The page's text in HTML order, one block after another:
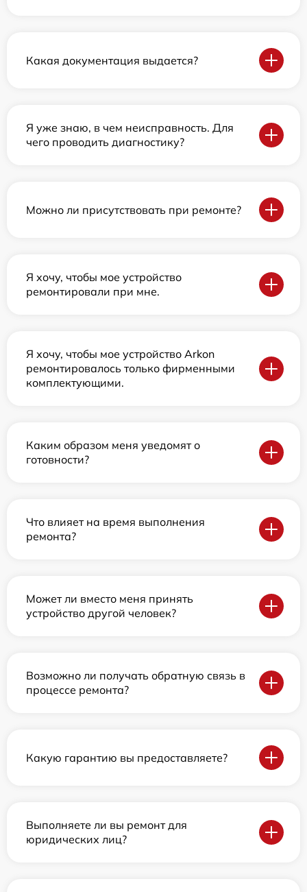
Какая документация выдается?
Я уже знаю, в чем неисправность. Для
чего проводить диагностику?
Можно ли присутствовать при ремонте?
Я хочу, чтобы мое устройство
ремонтировали при мне.
Я хочу, чтобы мое устройство Arkon
ремонтировалось только фирменными
комплектующими.
Каким образом меня уведомят о
готовности?
Что влияет на время выполнения
ремонта?
Может ли вместо меня принять
устройство другой человек?
Возможно ли получать обратную связь в
процессе ремонта?
Какую гарантию вы предоставляете?
Выполняете ли вы ремонт для
юридических лиц?